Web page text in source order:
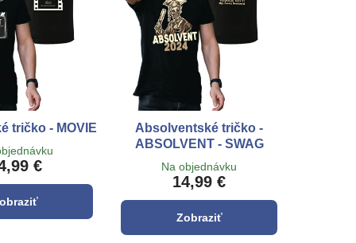
tričko - MOVIE
€
Absolventské tričko -
ABSOLVENT - SWAG
Na objednávku
14,99 €
Zobraziť